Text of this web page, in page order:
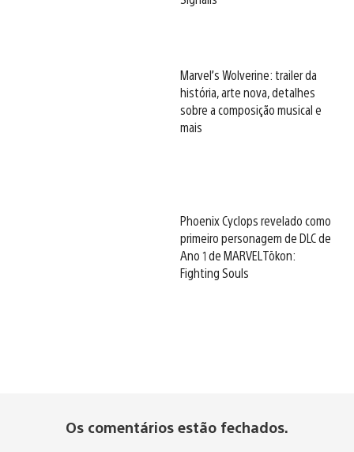
Marvel’s Wolverine: trailer da
história, arte nova, detalhes
sobre a composição musical e
mais
Phoenix Cyclops revelado como
primeiro personagem de DLC de
Ano 1 de MARVEL Tōkon:
Fighting Souls
Os comentários estão fechados.